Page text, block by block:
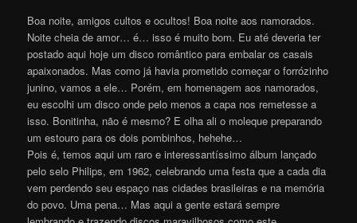
Boa noite, amigos cultos e ocultos! Boa noite aos namorados.
Noite cheia de amor… é… isso é muito bom. Eu até deveria ter
postado aqui hoje um disco romântico para embalar os casais
apaixonados. Mas como já havia prometido começar o forrózinho
junino, vamos a ele… Porém, em homenagem aos namorados,
eu escolhi um disco onde pelo menos a capa nos remetesse a
isso. Bonitinha, não é mesmo? E olha ali o moleque preparando
um estouro para os dois pombinhos, hehehe…
Pois é, temos aqui um raro e interessantíssimo álbum lançado
pelo selo Philips, em 1962, celebrando uma festa que a cada dia
vem perdendo seu espaço nas cidades brasileiras e na memória
do povo. Uma pena… Mas aqui a gente estará sempre